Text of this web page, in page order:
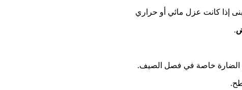
إذا كانت عزل مائي أو حراري
.
الضارة خاصة في فصل الصيف.